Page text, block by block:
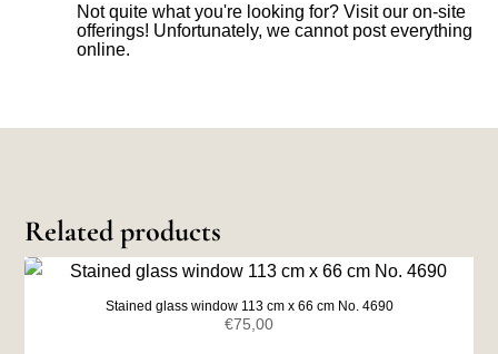
Not quite what you're looking for? Visit our on-site
offerings! Unfortunately, we cannot post everything
online.
Related products
Stained glass window 113 cm x 66 cm No. 4690
€75,00